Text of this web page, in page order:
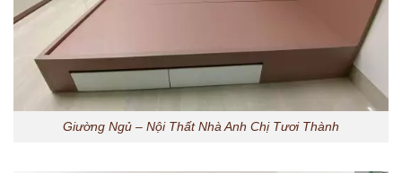
Giường Ngủ – Nội Thất Nhà Anh Chị Tươi Thành